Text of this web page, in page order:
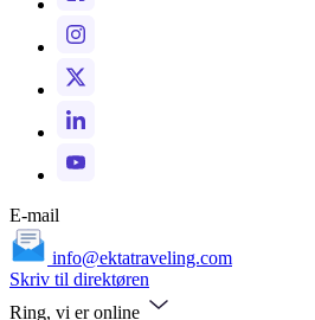
E-mail
info@ektatraveling.com
Skriv til direktøren
Ring, vi er online